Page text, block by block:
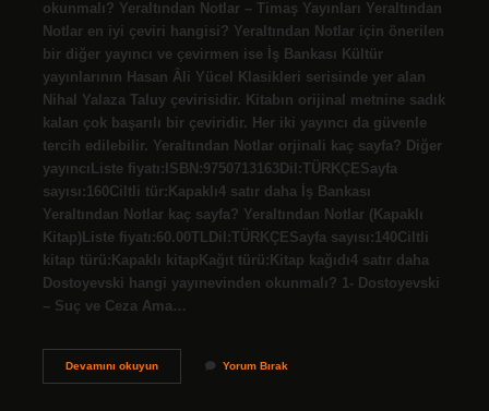
okunmalı? Yeraltından Notlar – Timaş Yayınları Yeraltından
Notlar en iyi çeviri hangisi? Yeraltından Notlar için önerilen
bir diğer yayıncı ve çevirmen ise İş Bankası Kültür
yayınlarının Hasan Âli Yücel Klasikleri serisinde yer alan
Nihal Yalaza Taluy çevirisidir. Kitabın orijinal metnine sadık
kalan çok başarılı bir çeviridir. Her iki yayıncı da güvenle
tercih edilebilir. Yeraltından Notlar orjinali kaç sayfa? Diğer
yayıncıListe fiyatı:ISBN:9750713163Dil:TÜRKÇESayfa
sayısı:160Ciltli tür:Kapaklı4 satır daha İş Bankası
Yeraltından Notlar kaç sayfa? Yeraltından Notlar (Kapaklı
Kitap)Liste fiyatı:60.00TLDil:TÜRKÇESayfa sayısı:140Ciltli
kitap türü:Kapaklı kitapKağıt türü:Kitap kağıdı4 satır daha
Dostoyevski hangi yayınevinden okunmalı? 1- Dostoyevski
– Suç ve Ceza Ama…
Devamını okuyunYeraltından
Yorum Bırak